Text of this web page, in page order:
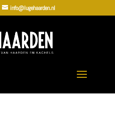
info@lugehaarden.nl